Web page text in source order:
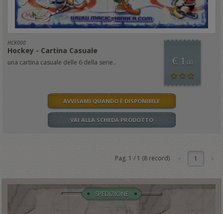
HCK000
Hockey - Cartina Casuale
una cartina casuale delle 6 della serie.. € 1 ,00
AVVISAMI QUANDO È DISPONIBILE
VAI ALLA SCHEDA PRODOTTO
Pag. 1 / 1 (8 record) 1
SPEDIZIONE